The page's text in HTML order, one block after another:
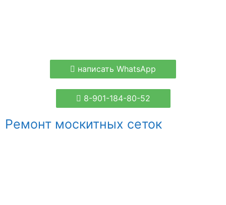
написать WhatsApp
8-901-184-80-52
Ремонт москитных сеток